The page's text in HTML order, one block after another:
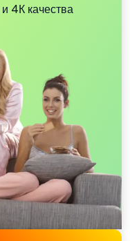
4К качества